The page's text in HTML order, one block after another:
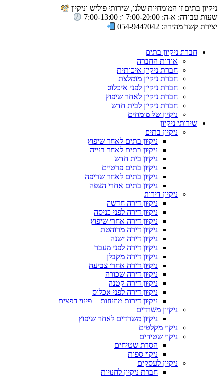
ניקיון בתים זו המומחיות שלנו, שירותי פוליש וניקיון
שעות עבודה: א-ה: 7:00-20:00 ו: 7:00-13:00
יצירת קשר מהירה: 054-9447042
חברת ניקיון בתים
אודות החברה
חברת ניקיון איכותית
חברת ניקיון מומלצת
חברת ניקיון לפני איכלוס
חברת ניקיון לאחר שיפוץ
חברת ניקיון לבית חדש
ניקיון של מומחים
שירותי ניקיון
ניקיון בתים
ניקיון בתים לאחר שיפוץ
ניקיון בתים לאחר בנייה
ניקיון בית חדש
ניקיון בתים פרטיים
ניקיון בתים לאחר שריפה
ניקיון בתים אחרי הצפה
ניקיון דירות
ניקיון דירה חדשה
ניקיון דירה לפני כניסה
ניקיון דירה אחרי שיפוץ
ניקיון דירה מרוהטת
ניקיון דירה ישנה
ניקיון דירה לפני מעבר
ניקיון דירה מקבלן
ניקיון דירה אחרי צביעה
ניקיון דירה שכורה
ניקיון דירה קטנה
ניקיון דירה לפני אכלוס
ניקיון דירות מוזנחות + פינוי חפצים
ניקיון משרדים
ניקיון משרדים לאחר שיפוץ
ניקוי מקלטים
ניקוי שטיחים
הסרת שטיחים
ניקוי ספות
ניקיון לעסקים
חברת ניקיון לחנויות